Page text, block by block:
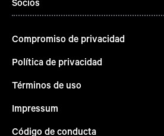
Compromiso de privacidad
Política de privacidad
Términos de uso
Impressum
Código de conducta